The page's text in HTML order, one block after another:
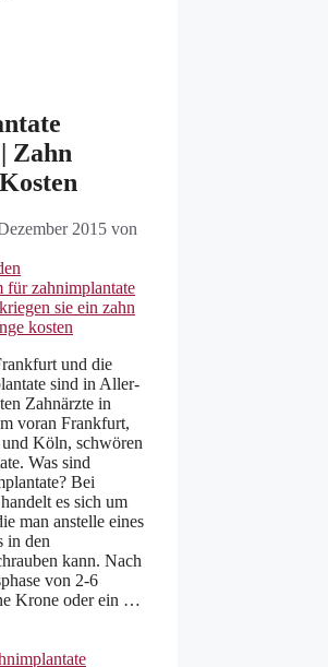
Zahn
2015 von
und die
sind in Aller-
Zahnärzte in
voran Frankfurt,
Köln, schwören
Was sind
Bei
es sich um
man anstelle eines
in den
kann. Nach
von 2-6
Krone oder ein …